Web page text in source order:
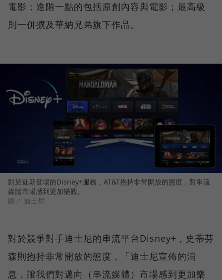
電影；進階一點的包括原創內容與電影；最高級
則一併擴及華納兄弟旗下作品。
對於近期登場的Disney+服務，AT&T抱持非常開放的態度，對串流
媒體市場感到更加樂觀。
圖／ 迪士尼
對於競爭對手迪士尼的串流平台Disney+，史蒂芬
森則抱持非常開放的態度，「迪士尼宣佈的消
息，讓我們對邁向（串流媒體）市場感到更加樂